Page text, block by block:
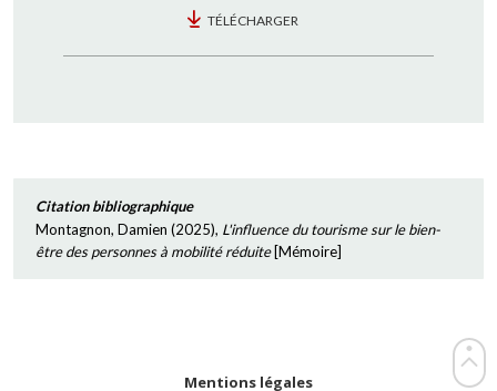
TÉLÉCHARGER
Citation bibliographique
Montagnon, Damien (2025), L'influence du tourisme sur le bien-
être des personnes à mobilité réduite[Mémoire]
Mentions légales